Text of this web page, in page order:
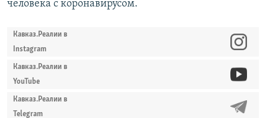
человека с коронавирусом.
Кавказ.Реалии в
Instagram
Кавказ.Реалии в
YouTube
Кавказ.Реалии в
Telegram